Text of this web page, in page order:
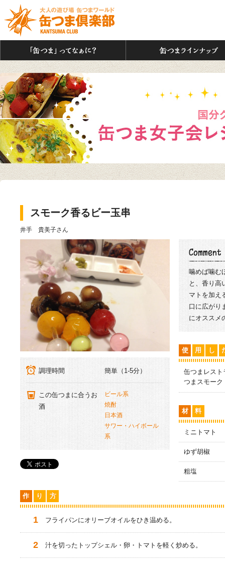
「缶つま」ってなぁに？
スモーク香るビー玉串
井手 貴美子さん
調理時間 簡単（1-5分）
この缶つまに合うお
酒
ビール系
焼酎
日本酒
サワー・ハイボール
系
噛めば噛む
と、香り高
マトを加え
口に広がり
にオススメ
使 用 し
缶つまレス
つまスモー
材 料
ミニトマト
ゆず胡椒
粗塩
作 り 方
フライパンにオリーブオイルをひき温める。
汁を切ったトップシェル・卵・トマトを軽く炒める。